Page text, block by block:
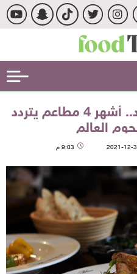
هنا يجلس نجوم هوليود.. أشهر 4 مطاعم يتردد
العالم
9:03 م